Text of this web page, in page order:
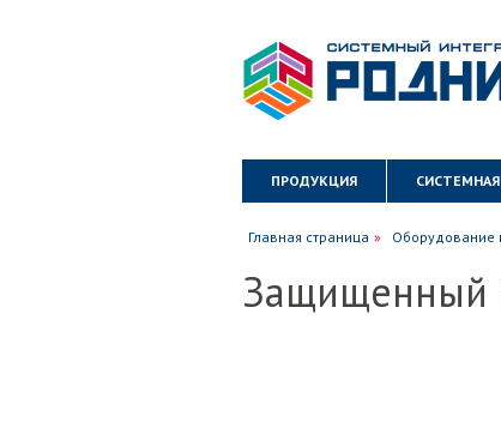
ПРОДУКЦИЯ
Главная страница Оборудование
Защищенный